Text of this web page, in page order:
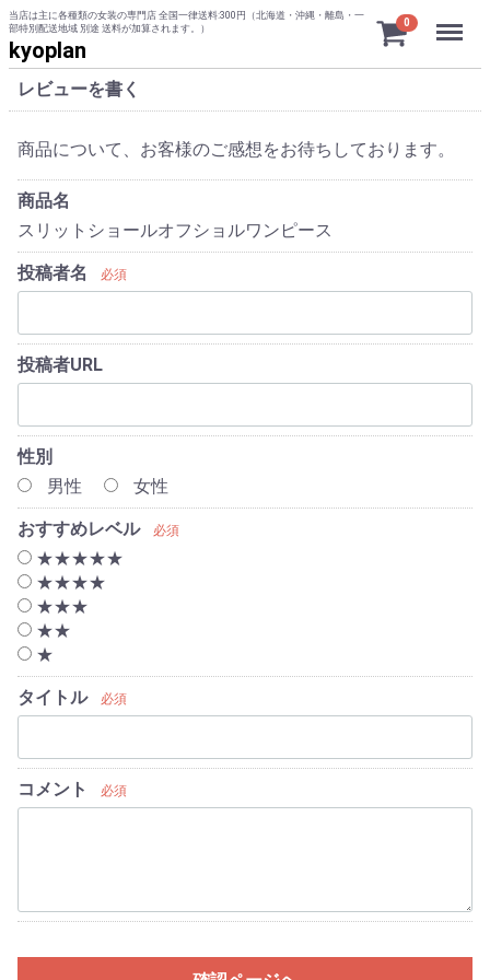
当店は主に各種類の女装の専門店 全国一律送料:300円（北海道・沖縄・離島・一
部特別配送地域 別途 送料が加算されます。）
kyoplan
0 Menu
レビューを書く
商品について、お客様のご感想をお待ちしております。
商品名
スリットショールオフショルワンピース
投稿者名 必須
投稿者URL
性別
男性
女性
おすすめレベル 必須
★★★★★
★★★★
★★★
★★
★
タイトル 必須
コメント 必須